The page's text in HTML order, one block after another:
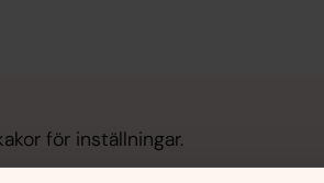
för inställningar.